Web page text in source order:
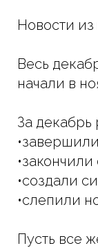
Новости из
Весь
начали в
За декабрь
•создали
•слепили
Пусть все